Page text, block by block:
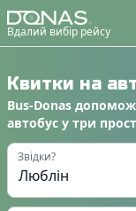
Вдалий вибір рейсу
Квитки на
Bus-Donas
автобус у три
Звідки?